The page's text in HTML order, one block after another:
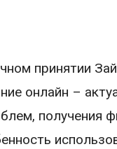
принятии
онлайн –
получения